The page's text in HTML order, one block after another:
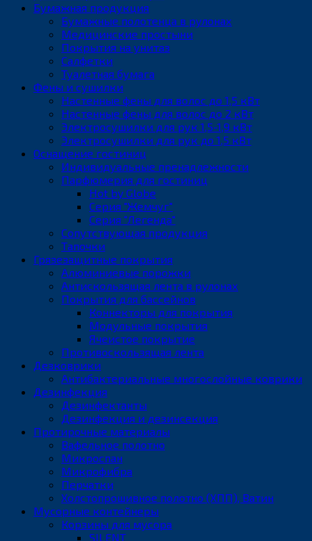
Бумажная продукция
Бумажные полотенца в рулонах
Медицинские простыни
Покрытия на унитаз
Салфетки
Туалетная бумага
Фены и сушилки
Настенные фены для волос до 1,5 кВт
Настенные фены для волос до 2 кВт
Электросушилки для рук 1,5-1,9 кВт
Электросушилки для рук до 1,5 кВт
Оснащение гостиниц
Индивидуальные пренадлежности
Парфюмерия для гостиниц
Hot by Globe
Серия "Жемчуг"
Серия "Легенда"
Сопутствующая продукция
Тапочки
Грязезащитные покрытия
Алюминиевые порожки
Антискользящая лента в рулонах
Покрытия для бассейнов
Коннекторы для покрытия
Модульные покрытия
Ячеистое покрытие
Противоскользящая лента
Дезковрики
Антибактериальные многослойные коврики
Дезинфекция
Дезинфектанты
Дезинфекция и дезинсекция
Протирочные материалы
Вафельное полотно
Микроспан
Микрофибра
Перчатки
Холстопрошивное полотно (ХПП), Ватин
Мусорные контейнеры
Корзины для мусора
SILENT